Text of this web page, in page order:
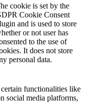
cookie is set by the
Cookie Consent
and is used to store
or not user has
to the use of
It does not store
personal data.
functionalities like
social media platforms,